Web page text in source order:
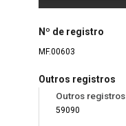
Nº de registro
MF.00603
Outros registros
Outros registros
59090